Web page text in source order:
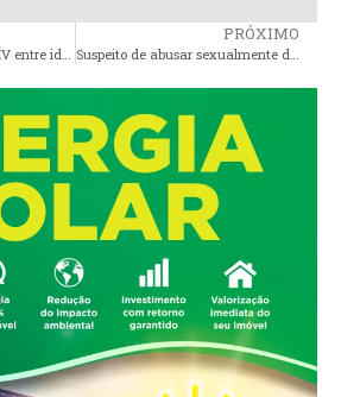
PRÓXIMO